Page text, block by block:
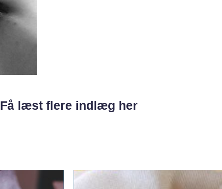
Få læst flere indlæg her